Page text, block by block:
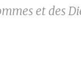
et des